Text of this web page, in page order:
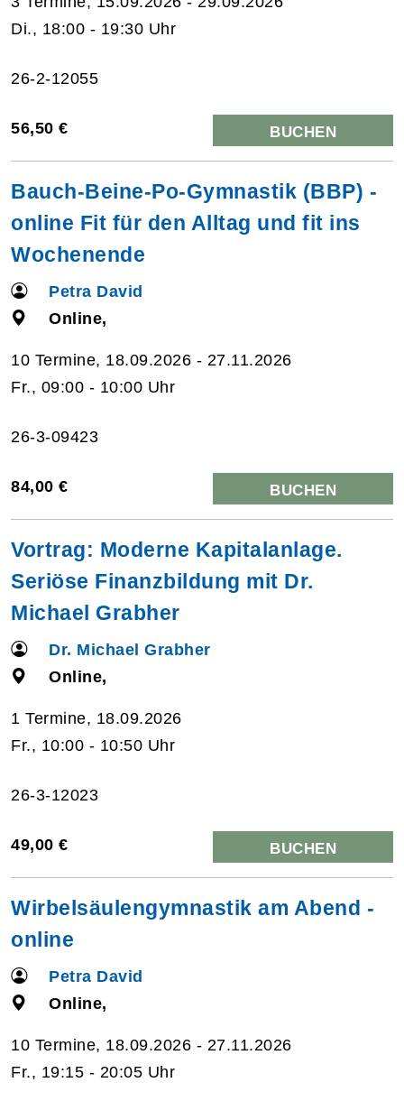
Di., 18:00 - 19:30 Uhr
26-2-12055
56,50 € BUCHEN
Bauch-Beine-Po-Gymnastik (BBP) -
online Fit für den Alltag und fit ins
Wochenende
Petra David
Online,
10 Termine, 18.09.2026 - 27.11.2026
Fr., 09:00 - 10:00 Uhr
26-3-09423
84,00 € BUCHEN
Vortrag: Moderne Kapitalanlage.
Seriöse Finanzbildung mit Dr.
Michael Grabher
Dr. Michael Grabher
Online,
1 Termine, 18.09.2026
Fr., 10:00 - 10:50 Uhr
26-3-12023
49,00 € BUCHEN
Wirbelsäulengymnastik am Abend -
online
Petra David
Online,
10 Termine, 18.09.2026 - 27.11.2026
Fr., 19:15 - 20:05 Uhr